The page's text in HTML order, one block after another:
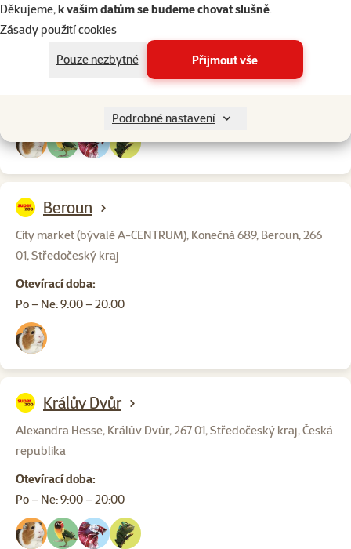
Děkujeme,k vašim datům se budeme chovat slušně.
Zásady použití cookies
Pouze nezbytné
Přijmout vše
Podrobné nastavení
Kladno-Central
Petra Bezruče 3388, Kladno, 272 01, Středočeský kraj
Otevírací doba:
Beroun
City market (bývalé A-CENTRUM), Konečná 689, Beroun, 266
01, Středočeský kraj
Otevírací doba:
Po – Ne: 9:00 – 20:00
Králův Dvůr
Alexandra Hesse, Králův Dvůr, 267 01, Středočeský kraj, Česká
republika
Otevírací doba:
Po – Ne: 9:00 – 20:00